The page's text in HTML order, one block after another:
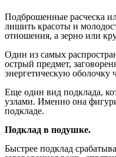
Подброшенные расческа
лишить красоты и
отношения, а зерно или
Один из самых
острый предмет,
энергетическую оболочку
Еще один вид подклада,
узлами. Именно она
подкладе.
Подклад в подушке.
Быстрее подклад